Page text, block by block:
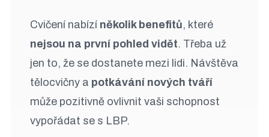
Cvičení nabízí několik benefitů, které
nejsou na první pohled vidět. Třeba už
jen to, že se dostanete mezi lidi. Návštěva
tělocvičny a potkávání nových tváří
může pozitivně ovlivnit vaši schopnost
vypořádat se s LBP.